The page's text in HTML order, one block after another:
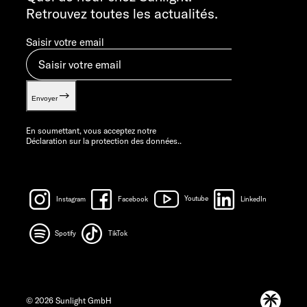
Retrouvez toutes les actualités.
Saisir votre email
Envoyer
En soumettant, vous acceptez notre
Déclaration sur la protection des données..
Instagram Facebook Youtube LinkedIn
Spotify TikTok
© 2026 Sunlight GmbH